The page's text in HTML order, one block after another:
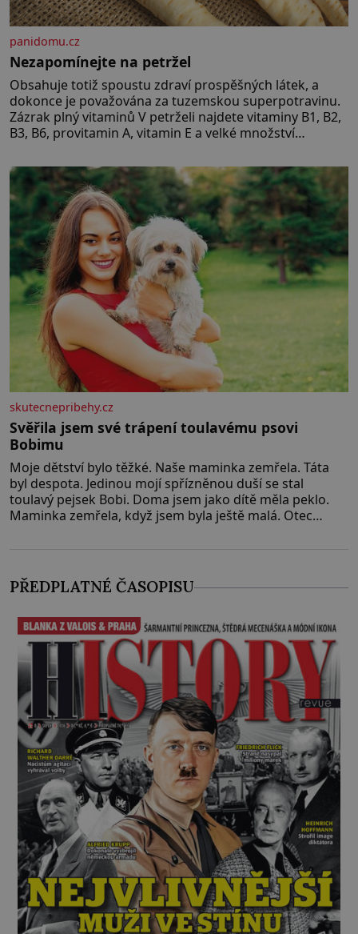
panidomu.cz
Nezapomínejte na petržel
Obsahuje totiž spoustu zdraví prospěšných látek, a
dokonce je považována za tuzemskou superpotravinu.
Zázrak plný vitaminů V petrželi najdete vitaminy B1, B2,
B3, B6, provitamin A, vitamin E a velké množství
pomeranč, v kořeni je také, ale je ho desetkrát méně), a
kyselinu listovou. Ale
skutecnepribehy.cz
Svěřila jsem své trápení toulavému psovi
Bobimu
Moje dětství bylo těžké. Naše maminka zemřela. Táta
byl despota. Jedinou mojí spřízněnou duší se stal
toulavý pejsek Bobi. Doma jsem jako dítě měla peklo.
Maminka zemřela, když jsem byla ještě malá. Otec
PŘEDPLATNÉ ČASOPISU